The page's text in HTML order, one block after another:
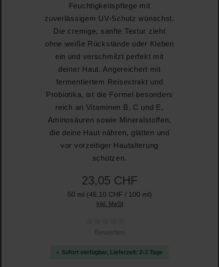
Feuchtigkeitspflege mit
zuverlässigem UV-Schutz wünschst.
Die cremige, sanfte Textur zieht
ohne weiße Rückstände oder Kleben
ein und verschmilzt perfekt mit
deiner Haut. Angereichert mit
fermentiertem Reisextrakt und
Probiotika, ist die Formel besonders
reich an Vitaminen B, C und E,
Aminosäuren sowie Mineralstoffen,
die deine Haut nähren, glätten und
vor vorzeitiger Hautalterung
schützen.
23,05 CHF
50 ml (46,10 CHF / 100 ml)
Inkl. MwSt
Durchschnittliche Bewertung von 0 von 5 Sternen
Bewerten
Sofort verfügbar, Lieferzeit: 2-3 Tage